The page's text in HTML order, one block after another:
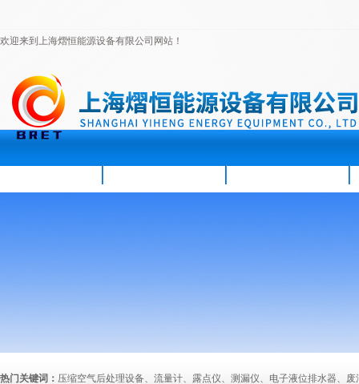
欢迎来到上海熠恒能源设备有限公司网站！
热门关键词： 压缩空气后处理设备、流量计、露点仪、测漏仪、电子液位排水器、